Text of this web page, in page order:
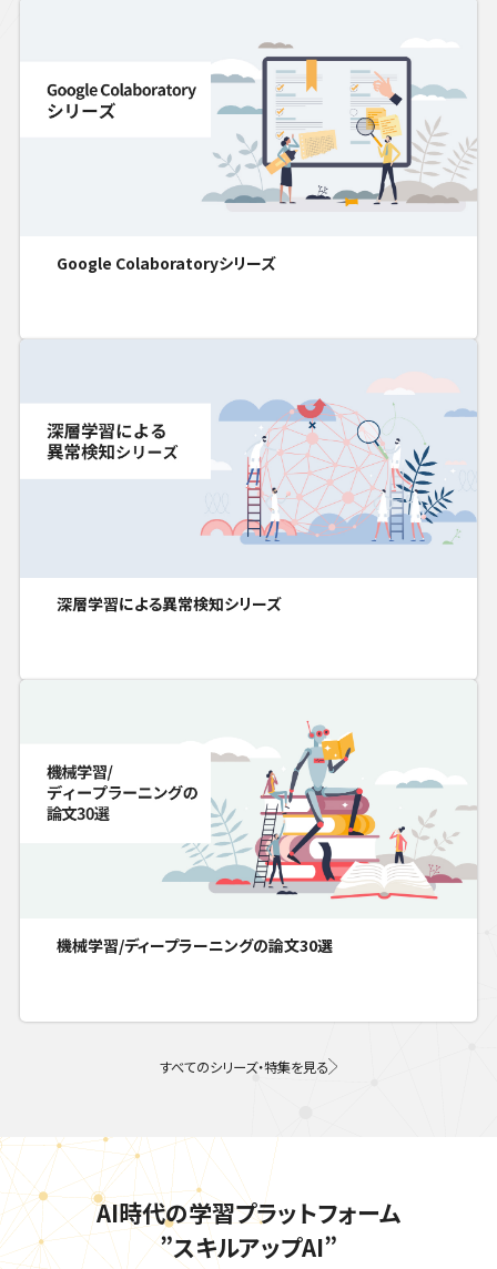
Google Colaboratoryシリーズ
深層学習による異常検知シリーズ
機械学習/ディープラーニングの論文30選
すべてのシリーズ・特集を見る
AI時代の学習プラットフォーム
”スキルアップAI”